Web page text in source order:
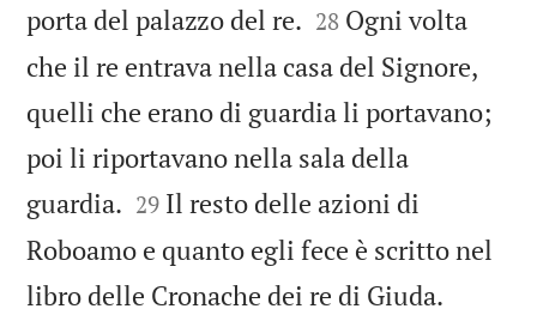
porta del palazzo del re. 

28 Ogni volta
che il re entrava nella casa del Signore,
quelli che erano di guardia li portavano;
poi li riportavano nella sala della
guardia. 

29 Il resto delle azioni di
Roboamo e quanto egli fece è scritto nel
libro delle Cronache dei re di Giuda.